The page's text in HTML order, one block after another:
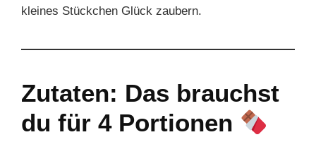
kleines Stückchen Glück zaubern.
Zutaten: Das brauchst
du für 4 Portionen